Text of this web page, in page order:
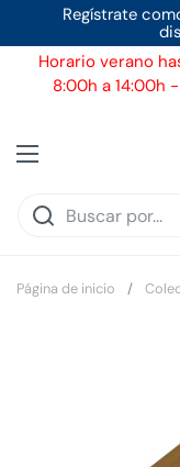
Ir al contenido
Regístrate
Horario verano
8:00h a 14:00h
Abrir menú
Página de inicio /